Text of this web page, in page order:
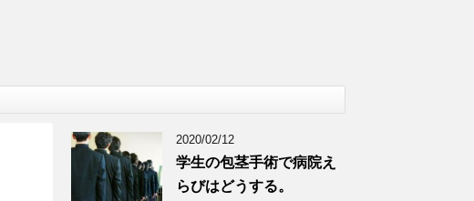
2020/02/12
学生の包茎手術で病院え
らびはどうする。